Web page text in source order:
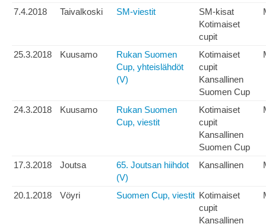
7.4.2018 Taivalkoski SM-viestit
SM-kisat
Kotimaiset
cupit
25.3.2018 Kuusamo
Rukan Suomen
Cup, yhteislähdöt
(V)
Kotimaiset
cupit
Kansallinen
Suomen Cup
24.3.2018 Kuusamo
Rukan Suomen
Cup, viestit
Kotimaiset
cupit
Kansallinen
Suomen Cup
17.3.2018 Joutsa
65. Joutsan hiihdot
(V)
Kansallinen
20.1.2018 Vöyri Suomen Cup, viestit Kotimaiset
cupit
Kansallinen